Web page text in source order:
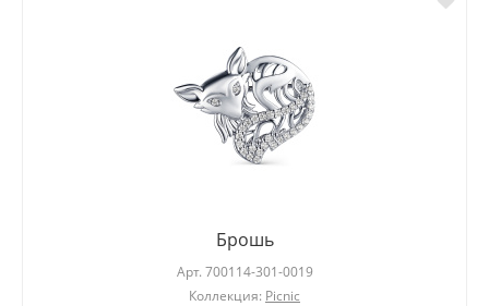
Брошь
Арт. 700114-301-0019
Коллекция: Picnic